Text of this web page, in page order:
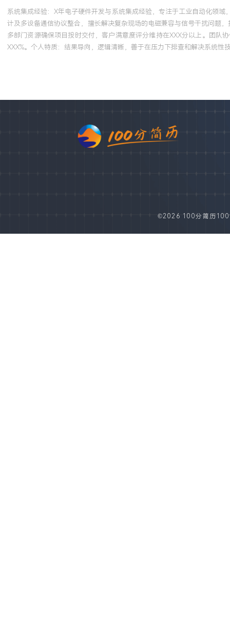
系统集成经验：X年电子硬件开发与系统集成经验，专注于工业自动化领
计及多设备通信协议整合，擅长解决复杂现场的电磁兼容与信号干扰问题
多部门资源确保项目按时交付，客户满意度评分维持在XXX分以上。团队
XXX%。个人特质：结果导向，逻辑清晰，善于在压力下排查和解决系统性
©2026 100分简历